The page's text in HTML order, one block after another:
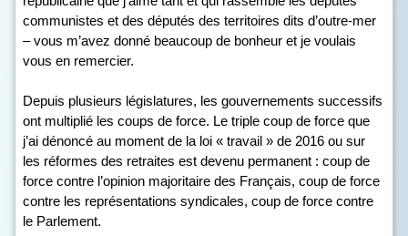
communistes et des députés des territoires dits d’outre-mer
– vous m’avez donné beaucoup de bonheur et je voulais
vous en remercier.
Depuis plusieurs législatures, les gouvernements successifs
ont multiplié les coups de force. Le triple coup de force que
j’ai dénoncé au moment de la loi « travail » de 2016 ou sur
les réformes des retraites est devenu permanent : coup de
force contre l’opinion majoritaire des Français, coup de force
contre les représentations syndicales, coup de force contre
le Parlement.